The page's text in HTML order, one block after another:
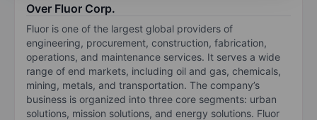
Over Fluor Corp.
Fluor is one of the largest global providers of
engineering, procurement, construction, fabrication,
operations, and maintenance services. It serves a wide
range of end markets, including oil and gas, chemicals,
mining, metals, and transportation. The company’s
business is organized into three core segments: urban
solutions, mission solutions, and energy solutions. Fluor